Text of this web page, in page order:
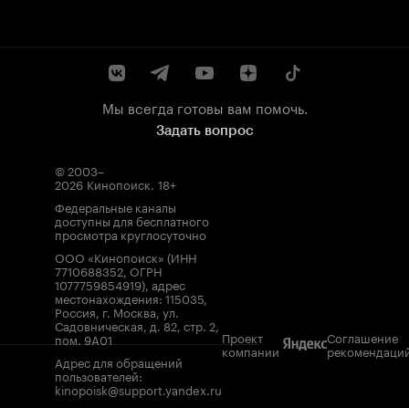
Мы всегда готовы вам помочь.
Задать вопрос
© 2003–
2026 Кинопоиск. 18+
Федеральные каналы
доступны для бесплатного
просмотра круглосуточно
ООО «Кинопоиск» (ИНН
7710688352, ОГРН
1077759854919), адрес
местонахождения: 115035,
Россия, г. Москва, ул.
Садовническая, д. 82, стр. 2,
пом. 9А01
Адрес для обращений
пользователей:
kinopoisk@support.yandex.ru
Проект
компании
Соглашение